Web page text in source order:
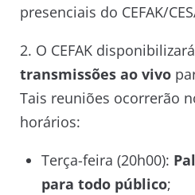
presenciais do CEFAK/
2. O CEFAK disponibilizará
transmissões ao vivo
Tais reuniões ocorrerão
horários:
Terça-feira (20h00):
para todo público;